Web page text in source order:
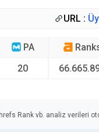
URL :
PA
20
Rank vb. analiz verileri